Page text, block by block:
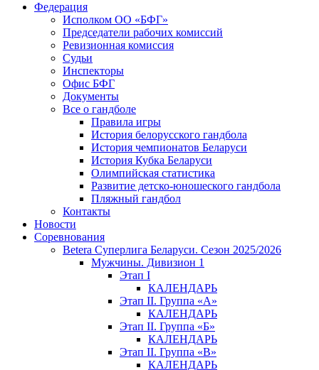
Федерация
Исполком ОО «БФГ»
Председатели рабочих комиссий
Ревизионная комиссия
Судьи
Инспекторы
Офис БФГ
Документы
Все о гандболе
Правила игры
История белорусского гандбола
История чемпионатов Беларуси
История Кубка Беларуси
Олимпийская статистика
Развитие детско-юношеского гандбола
Пляжный гандбол
Контакты
Новости
Соревнования
Betera Суперлига Беларуси. Сезон 2025/2026
Мужчины. Дивизион 1
Этап I
КАЛЕНДАРЬ
Этап II. Группа «А»
КАЛЕНДАРЬ
Этап II. Группа «Б»
КАЛЕНДАРЬ
Этап II. Группа «В»
КАЛЕНДАРЬ